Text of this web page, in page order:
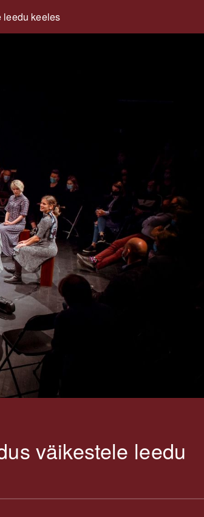
leedu keeles
väikestele leedu